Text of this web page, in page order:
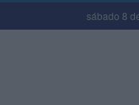
sábado 8